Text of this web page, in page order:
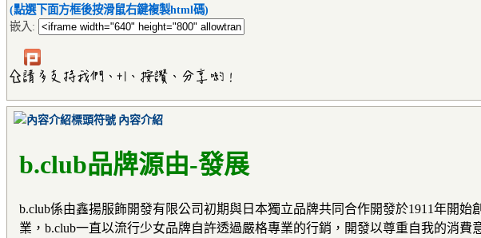
(點選下面方框後按滑鼠右鍵複製html碼)
嵌入:
內容介紹
b.club品牌源由-發展
b.club係由鑫揚服飾開發有限公司初期與日本獨立品牌共同合作開發於1911年開
業，b.club一直以流行少女品牌自許透過嚴格專業的行銷，開發以尊重自我的消